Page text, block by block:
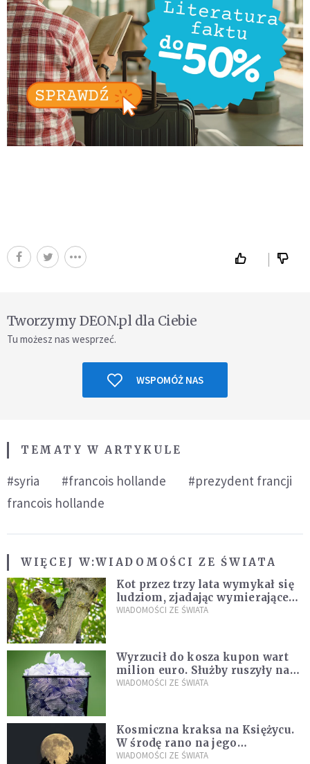
Tworzymy DEON.pl dla Ciebie
Tu możesz nas wesprzeć.
WSPOMÓŻ NAS
TEMATY W ARTYKULE
#syria #francois hollande
#prezydent francji
francois hollande
WIĘCEJ W:WIADOMOŚCI ZE ŚWIATA
Kot przez trzy lata wymykał się
ludziom, zjadając wymierające
kaczki. W końcu popełnił
WIADOMOŚCI ZE ŚWIATA
Wyrzucił do kosza kupon wart
milion euro. Służby ruszyły na
poszukiwania
WIADOMOŚCI ZE ŚWIATA
Kosmiczna kraksa na Księżycu.
W środę rano na jego
powierzchni dojdzie do
WIADOMOŚCI ZE ŚWIATA